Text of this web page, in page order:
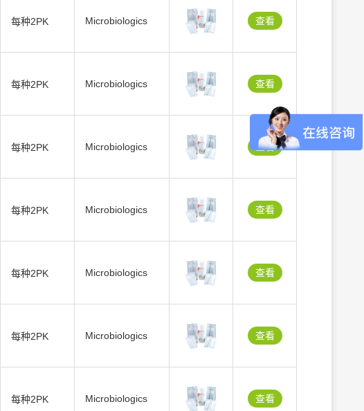
每种2PK Microbiologics 查看
每种2PK Microbiologics 查看
每种2PK Microbiologics 查看
每种2PK Microbiologics 查看
每种2PK Microbiologics 查看
每种2PK Microbiologics 查看
每种2PK Microbiologics 查看